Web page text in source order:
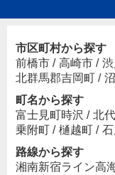
市区町村から探す
前橋市 / 高崎市 /
北群馬郡吉岡町 /
町名から探す
富士見町時沢 / 北
乗附町 / 樋越町 /
路線から探す
湘南新宿ライン高